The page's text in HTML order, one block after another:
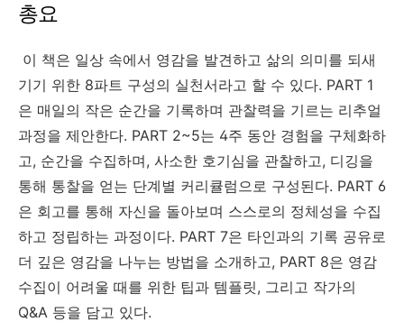
총요
이 책은 일상 속에서 영감을 발견하고 삶의 의미를 되새
기기 위한 8파트 구성의 실천서라고 할 수 있다. PART 1
은 매일의 작은 순간을 기록하며 관찰력을 기르는 리추얼
과정을 제안한다. PART 2~5는 4주 동안 경험을 구체화하
고, 순간을 수집하며, 사소한 호기심을 관찰하고, 디깅을
통해 통찰을 얻는 단계별 커리큘럼으로 구성된다. PART 6
은 회고를 통해 자신을 돌아보며 스스로의 정체성을 수집
하고 정립하는 과정이다. PART 7은 타인과의 기록 공유로
더 깊은 영감을 나누는 방법을 소개하고, PART 8은 영감
수집이 어려울 때를 위한 팁과 템플릿, 그리고 작가의
Q&A 등을 담고 있다.